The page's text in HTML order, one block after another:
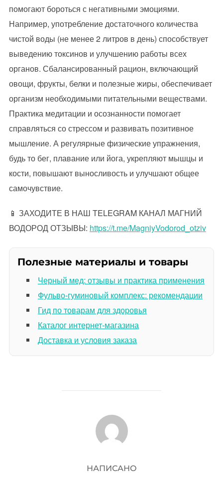
помогают бороться с негативными эмоциями.
Например, употребление достаточного количества
чистой воды (не менее 2 литров в день) способствует
выведению токсинов и улучшению работы всех
органов. Сбалансированный рацион, включающий
овощи, фрукты, белки и полезные жиры, обеспечивает
организм необходимыми питательными веществами.
Практика медитации и осознанности помогает
справляться со стрессом и развивать позитивное
мышление. А регулярные физические упражнения,
будь то бег, плавание или йога, укрепляют мышцы и
кости, повышают выносливость и улучшают общее
самочувствие.
📱 ЗАХОДИТЕ В НАШ TELEGRAM КАНАЛ МАГНИЙ
ВОДОРОД ОТЗЫВЫ: https://t.me/MagniyVodorod_otziv
Полезные материалы и товары
Черный мед: отзывы и практика применения
Фульво-гуминовый комплекс: рекомендации
Гид по товарам для здоровья
Каталог интернет-магазина
Доставка и условия заказа
АВТОР ЗАПИСИ
НАПИСАНО